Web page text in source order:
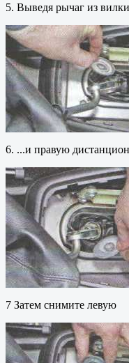
5. Выведя рычаг из
6. ...и правую
7 Затем снимите левую